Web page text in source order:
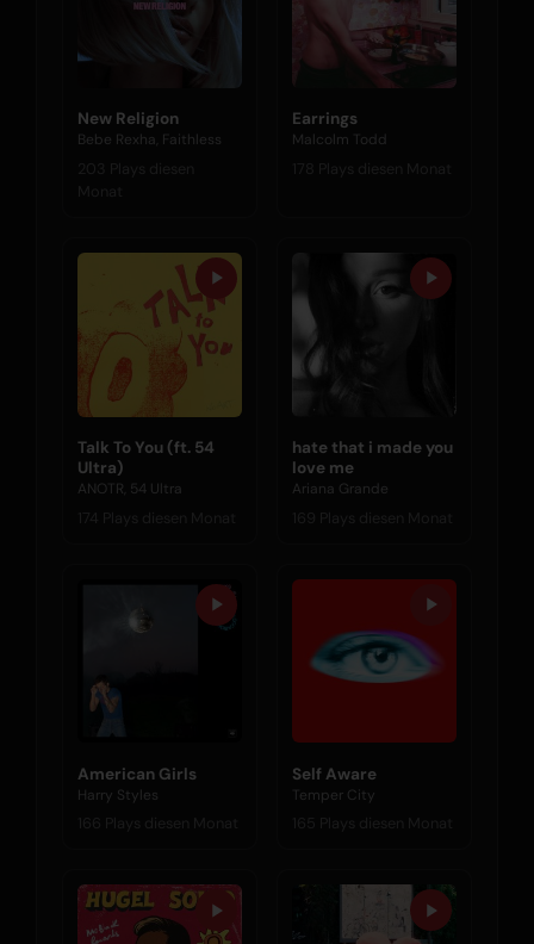
New Religion
Bebe Rexha, Faithless
Earrings
Malcolm Todd
Talk To You (ft. 54
Ultra)
ANOTR, 54 Ultra
hate that i made you
love me
Ariana Grande
American Girls
Harry Styles
Self Aware
Temper City